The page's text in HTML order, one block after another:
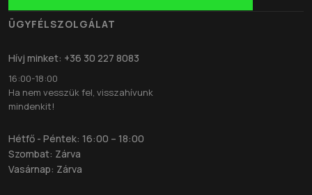
ÜGYFÉLSZOLGÁLAT
Hívj minket: +36 30 227 8083
16:00-18:00
Ha nem vesszük fel, visszahívunk
mindenkit!
Hétfő - Péntek: 16:00 – 18:00
Szombat: Zárva
Vasárnap: Zárva